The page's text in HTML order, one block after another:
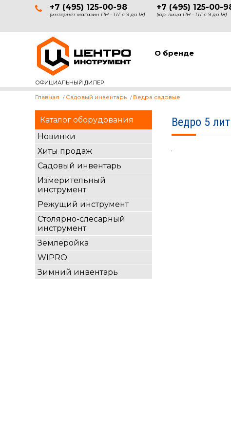
+7 (495) 125-00-98
(интернет магазин ПН - ПТ с 9 до 18)
+7 (495) 125-00-
(юр. лица ПН - ПТ с 9 до 18)
ОФИЦИАЛЬНЫЙ ДИЛЕР
О бренде
Каталог оборудования
Новинки
Хиты продаж
Садовый инвентарь
Измерительный
инструмент
Режущий инструмент
Столярно-слесарный
инструмент
Землеройка
WIPRO
Зимний инвентарь
Главная Садовый инвентарь Ведра садовые
Ведро 5